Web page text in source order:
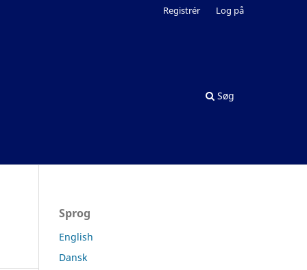
Søg
Registrér Log på
Sprog
English
Dansk